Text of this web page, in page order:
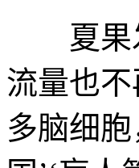
夏果发
流量也
多脑细胞